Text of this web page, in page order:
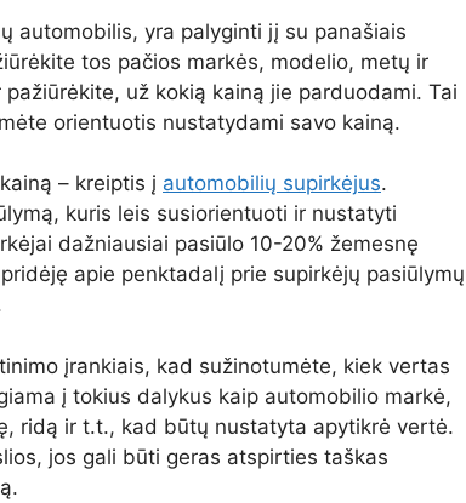
automobilis, yra palyginti jį su panašiais
tos pačios markės, modelio, metų ir
už kokią kainą jie parduodami. Tai
orientuotis nustatydami savo kainą.
– kreiptis į automobilių supirkėjus.
kuris leis susiorientuoti ir nustatyti
dažniausiai pasiūlo 10-20% žemesnę
apie penktadalį prie supirkėjų pasiūlymų
įrankiais, kad sužinotumėte, kiek vertas
į tokius dalykus kaip automobilio markė,
ridą ir t.t., kad būtų nustatyta apytikrė vertė.
jos gali būti geras atspirties taškas